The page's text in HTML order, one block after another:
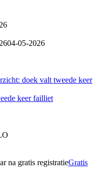
04-05-2026
doek valt tweede keer
keer failliet
na gratis registratieGratis